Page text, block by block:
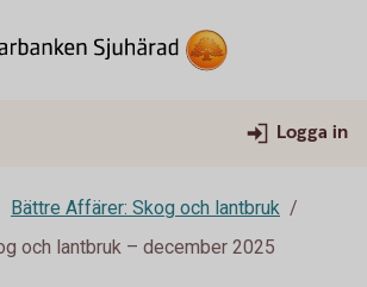
Logga in
Bättre Affärer: Skog och lantbruk
och lantbruk – december 2025